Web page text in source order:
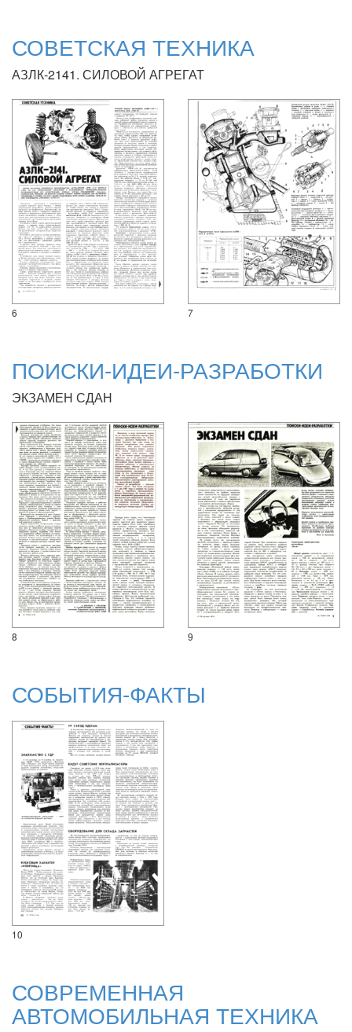
СОВЕТСКАЯ ТЕХНИКА
АЗЛК-2141. СИЛОВОЙ АГРЕГАТ
6 7
ПОИСКИ-ИДЕИ-РАЗРАБОТКИ
ЭКЗАМЕН СДАН
8 9
СОБЫТИЯ-ФАКТЫ
10
СОВРЕМЕННАЯ
АВТОМОБИЛЬНАЯ ТЕХНИКА